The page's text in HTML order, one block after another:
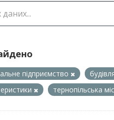
підприємство
тернопільська